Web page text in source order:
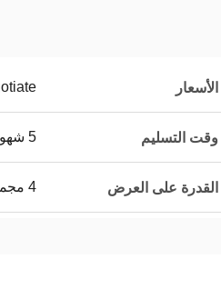
الأسعار
وقت التسليم 5 شهور
القدرة على العرض 4 مجموعات شهرياً